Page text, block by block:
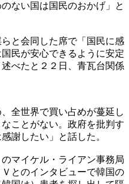
ない国は国民のおかげ」と
と会同した席で「国民に感
民が安心できるように安定
べたと２２日、青瓦台関係
全世界で買い占めが蔓延し
ことがない。政府を批判す
謝したい」と話した。
マイケル・ライアン事務局
とのインタビューで韓国の